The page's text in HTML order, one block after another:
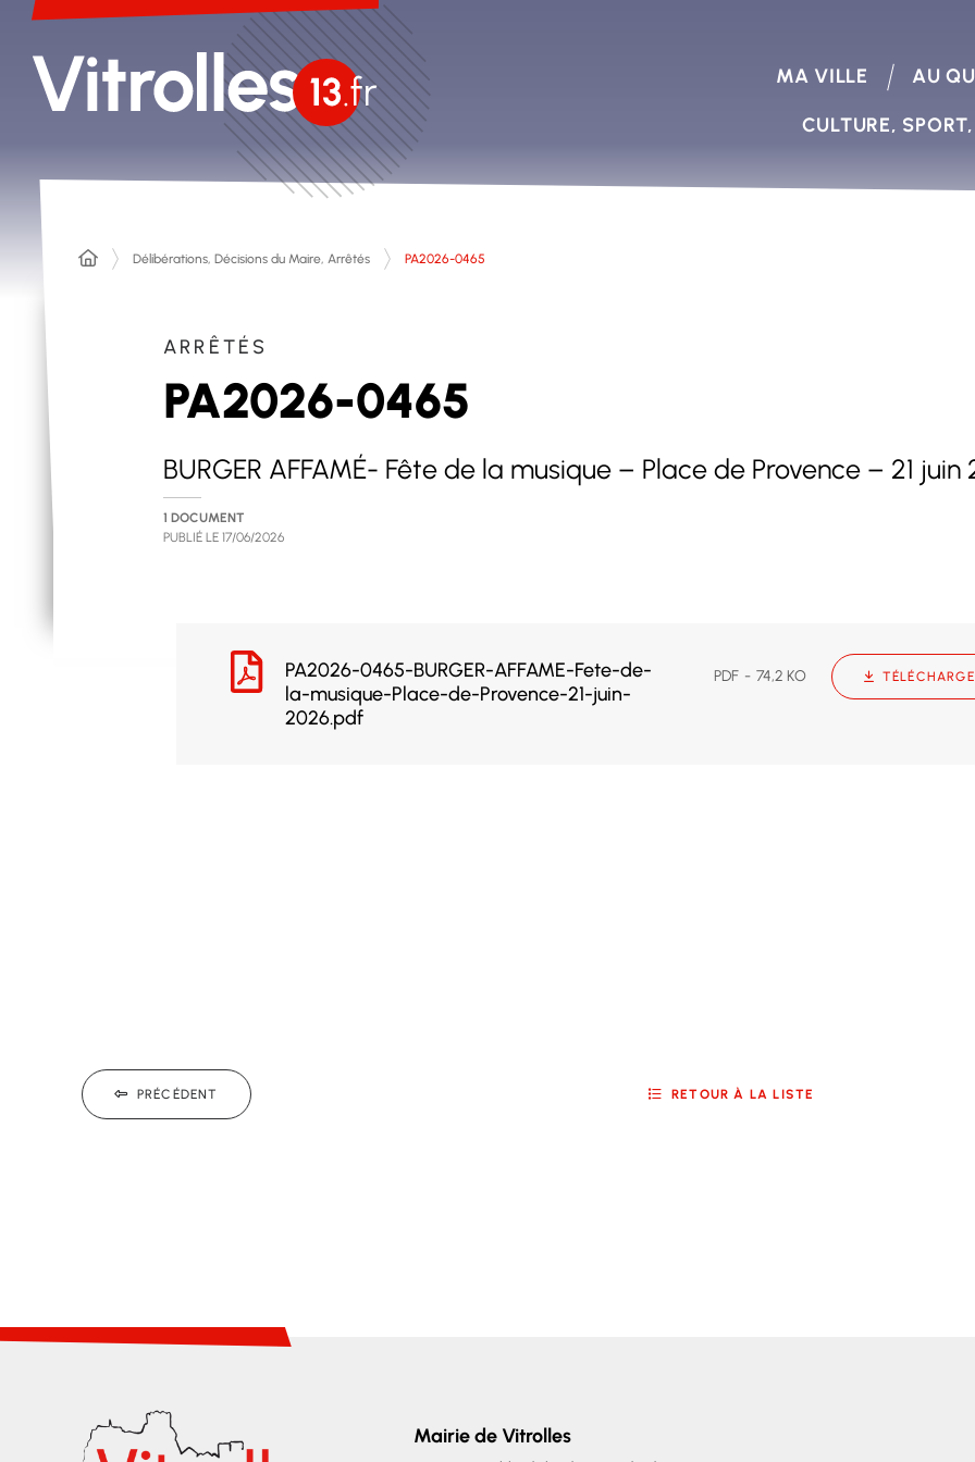
MA VILLE AU
CULTURE,
Délibérations, Décisions du Maire, Arrêtés PA2026-0465
ARRÊTÉS
PA2026-0465
BURGER AFFAMÉ- Fête de la musique – Place de Provence – 21 juin
1 DOCUMENT
PUBLIÉ LE 17/06/2026
PA2026-0465-BURGER-AFFAME-Fete-de-
la-musique-Place-de-Provence-21-juin-
2026.pdf
PDF 74,2 KO
PRÉCÉDENT RETOUR À LA LISTE
Mairie de Vitrolles